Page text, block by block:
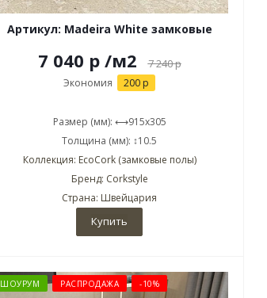
Артикул: Madeira White замковые
7 040 р /м2 7 240р
Экономия 200 р
Размер (мм): ⟷915x305
Толщина (мм): ↕10.5
Коллекция: EcoCork (замковые полы)
Бренд: Corkstyle
Страна: Швейцария
Купить
ШОУРУМ РАСПРОДАЖА -10%